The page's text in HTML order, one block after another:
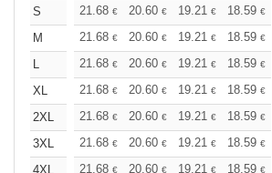
S 21.68 € 20.60 € 19.21 € 18.59 €
M
21.68 € 20.60 € 19.21 € 18.59 €
L
21.68 € 20.60 € 19.21 € 18.59 €
XL
21.68 € 20.60 € 19.21 € 18.59 €
2XL
21.68 € 20.60 € 19.21 € 18.59 €
3XL
21.68 € 20.60 € 19.21 € 18.59 €
4XL
21.68 € 20.60 € 19.21 € 18.59 €